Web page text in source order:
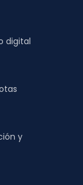
digital
y